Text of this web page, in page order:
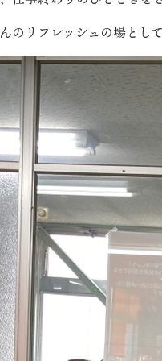
のリフレッシュの場とし